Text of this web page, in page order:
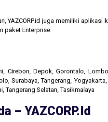
YAZCORP.id juga memiliki
paket Enterprise.
Cirebon, Depok, Gorontalo,
Surabaya, Tangerang,
Tangerang Selatan, Tasikmalaya
– YAZCORP.id